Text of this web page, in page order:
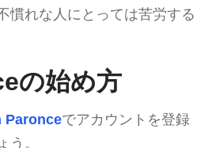
慣れな人にとっては苦労する
の始め方
Paronceでアカウントを登録
う。